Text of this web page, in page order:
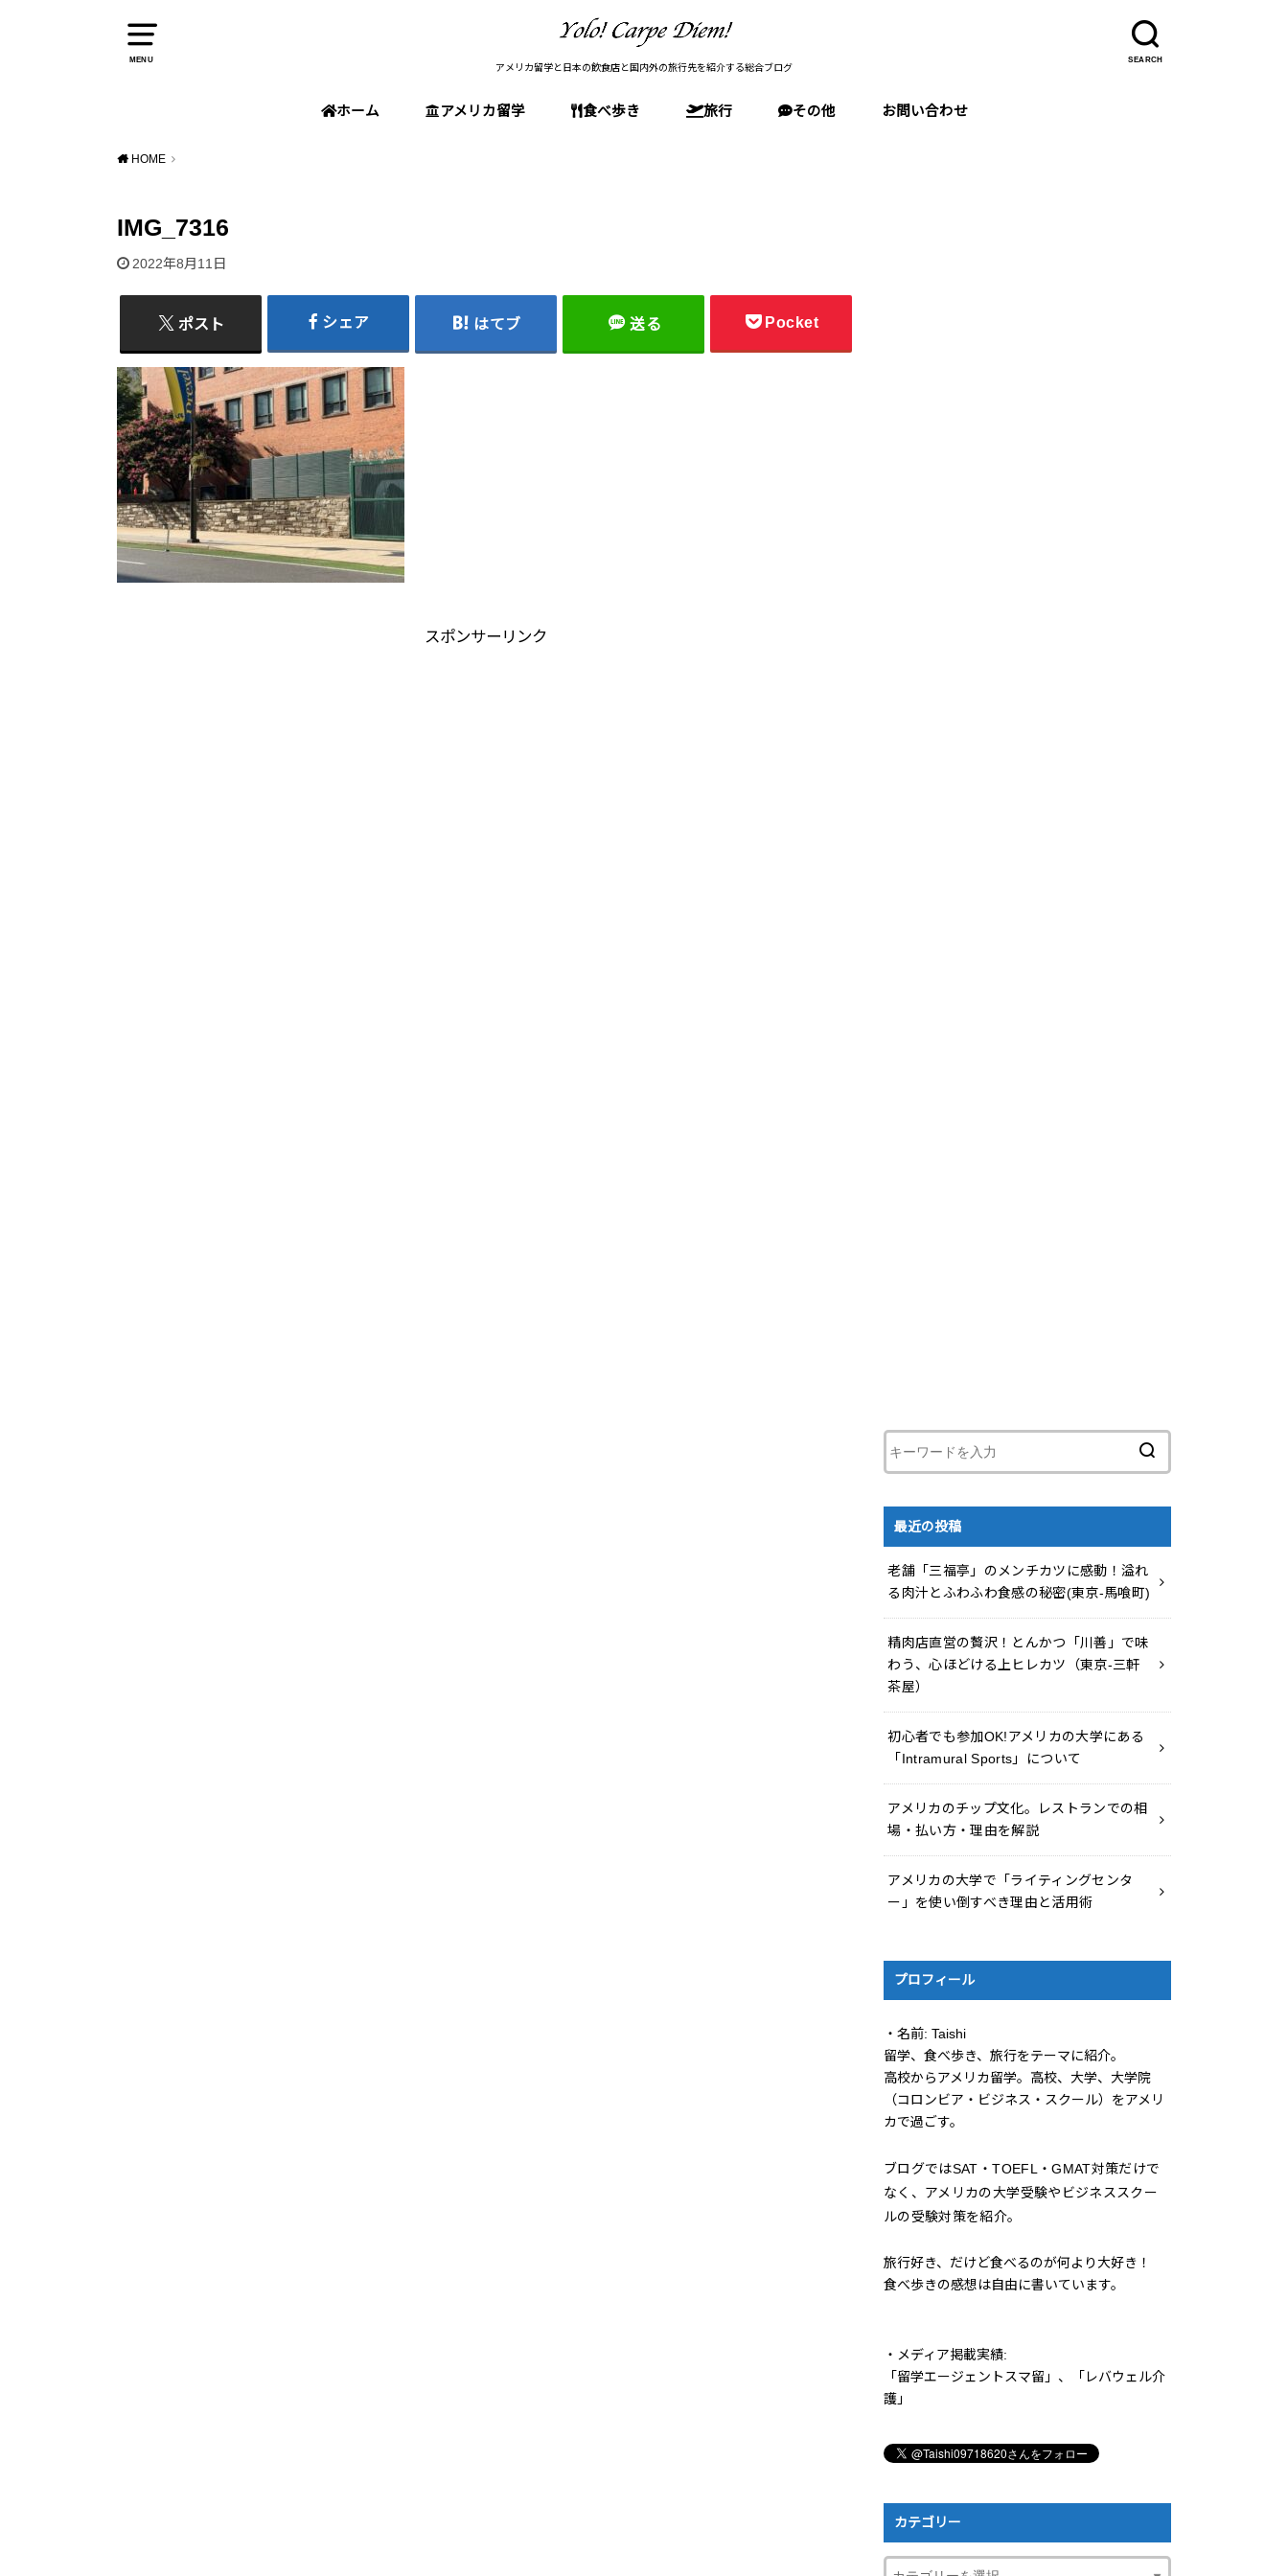
MENU SEARCH
アメリカ留学と日本の飲食店と国内外の旅行先を紹介する総合ブログ
ホーム アメリカ留学 食べ歩き 旅行 その他 お問い合わせ
HOME
IMG_7316
2022年8月11日
ポスト シェア はてブ 送る Pocket
スポンサーリンク
最近の投稿
老舗「三福亭」のメンチカツに感動！溢れ
る肉汁とふわふわ食感の秘密(東京-馬喰町)
精肉店直営の贅沢！とんかつ「川善」で味
わう、心ほどける上ヒレカツ（東京-三軒
茶屋）
初心者でも参加OK!アメリカの大学にある
「Intramural Sports」について
アメリカのチップ文化。レストランでの相
場・払い方・理由を解説
アメリカの大学で「ライティングセンタ
ー」を使い倒すべき理由と活用術
プロフィール
・名前: Taishi
留学、食べ歩き、旅行をテーマに紹介。
高校からアメリカ留学。高校、大学、大学院
（コロンビア・ビジネス・スクール）をアメリ
カで過ごす。
ブログではSAT・TOEFL・GMAT対策だけで
なく、アメリカの大学受験やビジネススクー
ルの受験対策を紹介。
旅行好き、だけど食べるのが何より大好き！
食べ歩きの感想は自由に書いています。
・メディア掲載実績:
「留学エージェントスマ留」、「レバウェル介
護」
カテゴリー